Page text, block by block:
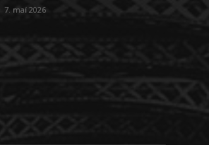
7. maí 2026